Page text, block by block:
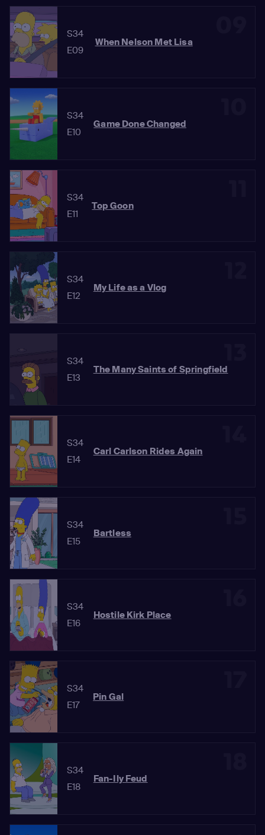
S34
E09
When Nelson Met Lisa
S34
E10
Game Done Changed
S34
E11
Top Goon
S34
E12
My Life as a Vlog
S34
E13
The Many Saints of Springfield
S34
E14
Carl Carlson Rides Again
S34
E15
Bartless
S34
E16
Hostile Kirk Place
S34
E17
Pin Gal
S34
E18
Fan-Ily Feud